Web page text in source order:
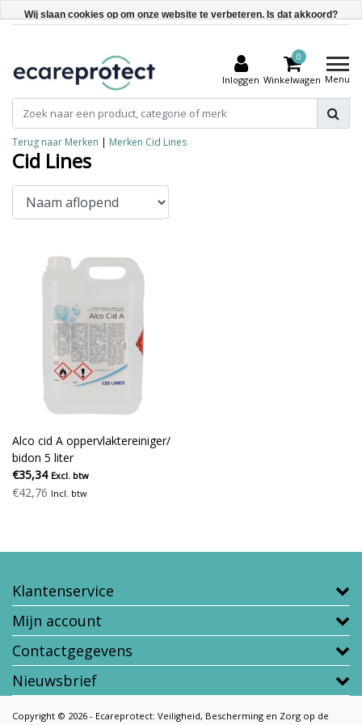
Inloggen
0
Winkelwagen Menu
Terug naar Merken | Merken Cid Lines
Cid Lines
Alco cid A oppervlaktereiniger/
bidon 5 liter
€35,34 Excl. btw
€42,76 Incl. btw
Klantenservice
Mijn account
Contactgegevens
Nieuwsbrief
Copyright © 2026 - Ecareprotect: Veiligheid, Bescherming en Zorg op de
Wij slaan cookies op om onze website te verbeteren. Is dat akkoord?